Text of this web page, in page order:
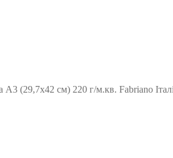
(29,7х42 см) 220 г/м.кв. Fabriano